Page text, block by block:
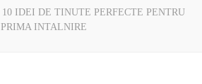
10 IDEI DE TINUTE PERFECTE PENTRU
PRIMA INTALNIRE